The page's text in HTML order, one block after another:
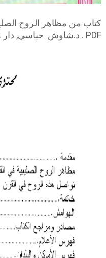
كتاب من مظاهر الروح
PDF . د.شاوش حباسي, دار هومه , الجزائر.